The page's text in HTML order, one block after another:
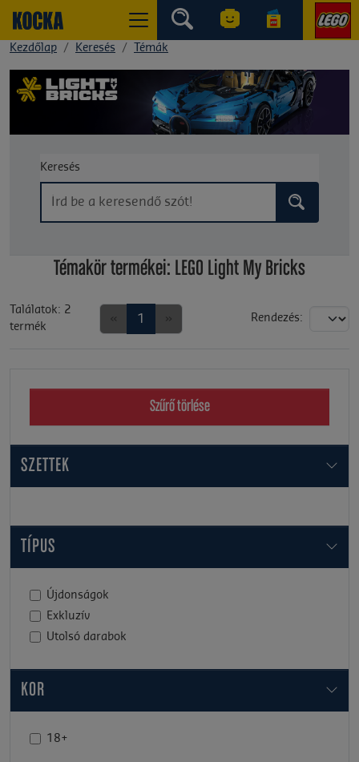
Kezdőlap Keresés Témák
Keresés
Témakör termékei: LEGO Light My Bricks
Találatok: 2
termék
1 Rendezés:
Szűrő törlése
SZETTEK
TÍPUS
Újdonságok
Exkluzív
Utolsó darabok
KOR
18+